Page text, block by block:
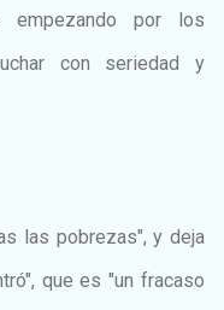
empezando por los
con seriedad y
las pobrezas", y deja
que es "un fracaso